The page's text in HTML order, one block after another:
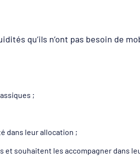
qu’ils n’ont pas besoin de
;
dans leur allocation ;
souhaitent les accompagner dans